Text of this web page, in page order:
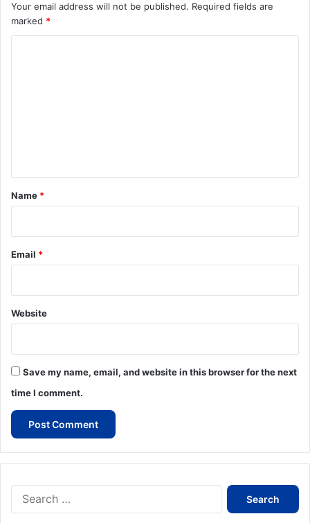
Your email address will not be published. Required fields are
marked *
*
Name *
Email *
Website
Save my name, email, and website in this browser for the next
time I comment.
Search